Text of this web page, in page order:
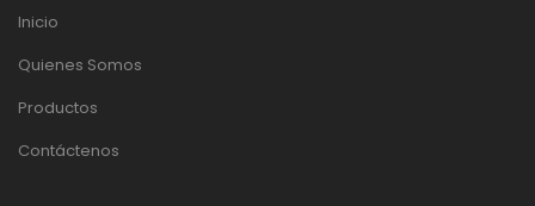
Inicio
Quienes Somos
Productos
Contáctenos